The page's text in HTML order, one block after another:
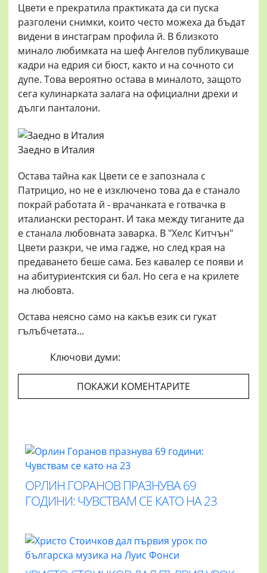
Цвети е прекратила практиката да си пуска
разголени снимки, които често можеха да бъдат
видени в инстаграм профила й. В близкото
минало любимката на шеф Ангелов публикуваше
кадри на едрия си бюст, както и на сочното си
дупе. Това вероятно остава в миналото, защото
сега кулинарката залага на официални дрехи и
дълги панталони.
Заедно в Италия
Остава тайна как Цвети се е запознала с
Патрицио, но не е изключено това да е станало
покрай работата й - врачанката е готвачка в
италиански ресторант. И така между тиганите да
е станала любовната заварка. В "Хелс Китчън"
Цвети разкри, че има гадже, но след края на
предаването беше сама. Без кавалер се появи и
на абитуриентския си бал. Но сега е на крилете
на любовта.
Остава неясно само на какъв език си гукат
гълъбчетата...
Ключови думи:
ПОКАЖИ КОМЕНТАРИТЕ
ОРЛИН ГОРАНОВ ПРАЗНУВА 69
ГОДИНИ: ЧУВСТВАМ СЕ КАТО НА 23